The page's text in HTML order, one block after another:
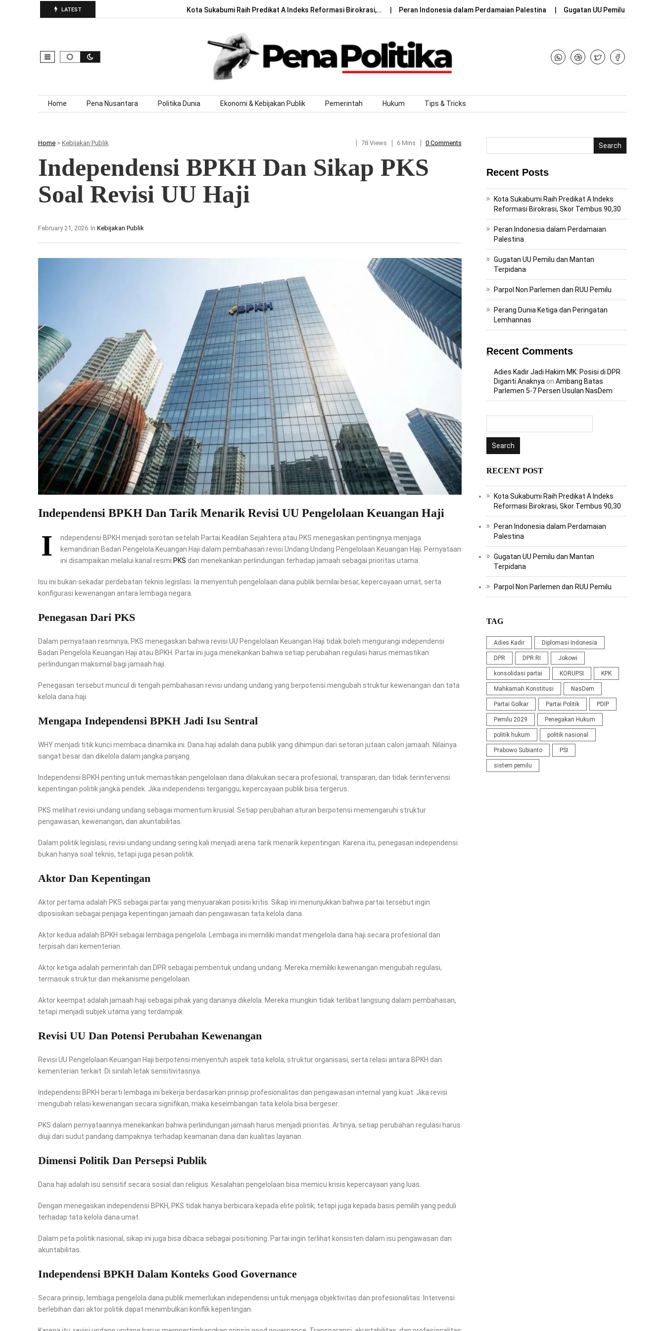
LATEST Kota Sukabumi Raih Predikat A Indeks Reformasi Birokrasi,… Peran Indonesia dalam Perdamaian Palestina Gugatan UU Pemilu dan
Skip to content
Home Pena Nusantara Politika Dunia Ekonomi & Kebijakan Publik Pemerintah Hukum Tips & Tricks
Home > Kebijakan Publik 78 Views 6 Mins 0 Comments
Independensi BPKH Dan Sikap PKS
Soal Revisi UU Haji
In Kebijakan Publik
February 21, 2026
Independensi BPKH Dan Tarik Menarik Revisi UU Pengelolaan Keuangan Haji
I
ndependensi BPKH menjadi sorotan setelah Partai Keadilan Sejahtera atau PKS menegaskan pentingnya menjaga
kemandirian Badan Pengelola Keuangan Haji dalam pembahasan revisi Undang Undang Pengelolaan Keuangan Haji. Pernyataan
ini disampaikan melalui kanal resmi PKS dan menekankan perlindungan terhadap jamaah sebagai prioritas utama.
Isu ini bukan sekadar perdebatan teknis legislasi. Ia menyentuh pengelolaan dana publik bernilai besar, kepercayaan umat, serta
konfigurasi kewenangan antara lembaga negara.
Penegasan Dari PKS
Dalam pernyataan resminya, PKS menegaskan bahwa revisi UU Pengelolaan Keuangan Haji tidak boleh mengurangi independensi
Badan Pengelola Keuangan Haji atau BPKH. Partai ini juga menekankan bahwa setiap perubahan regulasi harus memastikan
perlindungan maksimal bagi jamaah haji.
Penegasan tersebut muncul di tengah pembahasan revisi undang undang yang berpotensi mengubah struktur kewenangan dan tata
kelola dana haji.
Mengapa Independensi BPKH Jadi Isu Sentral
WHY menjadi titik kunci membaca dinamika ini. Dana haji adalah dana publik yang dihimpun dari setoran jutaan calon jamaah. Nilainya
sangat besar dan dikelola dalam jangka panjang.
Independensi BPKH penting untuk memastikan pengelolaan dana dilakukan secara profesional, transparan, dan tidak terintervensi
kepentingan politik jangka pendek. Jika independensi terganggu, kepercayaan publik bisa tergerus.
PKS melihat revisi undang undang sebagai momentum krusial. Setiap perubahan aturan berpotensi memengaruhi struktur
pengawasan, kewenangan, dan akuntabilitas.
Dalam politik legislasi, revisi undang undang sering kali menjadi arena tarik menarik kepentingan. Karena itu, penegasan independensi
bukan hanya soal teknis, tetapi juga pesan politik.
Aktor Dan Kepentingan
Aktor pertama adalah PKS sebagai partai yang menyuarakan posisi kritis. Sikap ini menunjukkan bahwa partai tersebut ingin
diposisikan sebagai penjaga kepentingan jamaah dan pengawasan tata kelola dana.
Aktor kedua adalah BPKH sebagai lembaga pengelola. Lembaga ini memiliki mandat mengelola dana haji secara profesional dan
terpisah dari kementerian.
Aktor ketiga adalah pemerintah dan DPR sebagai pembentuk undang undang. Mereka memiliki kewenangan mengubah regulasi,
termasuk struktur dan mekanisme pengelolaan.
Aktor keempat adalah jamaah haji sebagai pihak yang dananya dikelola. Mereka mungkin tidak terlibat langsung dalam pembahasan,
tetapi menjadi subjek utama yang terdampak.
Revisi UU Dan Potensi Perubahan Kewenangan
Revisi UU Pengelolaan Keuangan Haji berpotensi menyentuh aspek tata kelola, struktur organisasi, serta relasi antara BPKH dan
kementerian terkait. Di sinilah letak sensitivitasnya.
Independensi BPKH berarti lembaga ini bekerja berdasarkan prinsip profesionalitas dan pengawasan internal yang kuat. Jika revisi
mengubah relasi kewenangan secara signifikan, maka keseimbangan tata kelola bisa bergeser.
PKS dalam pernyataannya menekankan bahwa perlindungan jamaah harus menjadi prioritas. Artinya, setiap perubahan regulasi harus
diuji dari sudut pandang dampaknya terhadap keamanan dana dan kualitas layanan.
Dimensi Politik Dan Persepsi Publik
Dana haji adalah isu sensitif secara sosial dan religius. Kesalahan pengelolaan bisa memicu krisis kepercayaan yang luas.
Dengan menegaskan independensi BPKH, PKS tidak hanya berbicara kepada elite politik, tetapi juga kepada basis pemilih yang peduli
terhadap tata kelola dana umat.
Dalam peta politik nasional, sikap ini juga bisa dibaca sebagai positioning. Partai ingin terlihat konsisten dalam isu pengawasan dan
akuntabilitas.
Independensi BPKH Dalam Konteks Good Governance
Secara prinsip, lembaga pengelola dana publik memerlukan independensi untuk menjaga objektivitas dan profesionalitas. Intervensi
berlebihan dari aktor politik dapat menimbulkan konflik kepentingan.
Search
Recent Posts
Kota Sukabumi Raih Predikat A Indeks
Reformasi Birokrasi, Skor Tembus 90,30
Peran Indonesia dalam Perdamaian
Palestina
Gugatan UU Pemilu dan Mantan
Terpidana
Parpol Non Parlemen dan RUU Pemilu
Perang Dunia Ketiga dan Peringatan
Lemhannas
Recent Comments
Adies Kadir Jadi Hakim MK: Posisi di DPR
Diganti Anaknya on Ambang Batas
Parlemen 5-7 Persen Usulan NasDem
RECENT POST
Kota Sukabumi Raih Predikat A Indeks
Reformasi Birokrasi, Skor Tembus 90,30
Peran Indonesia dalam Perdamaian
Palestina
Gugatan UU Pemilu dan Mantan
Terpidana
Parpol Non Parlemen dan RUU Pemilu
TAG
Adies Kadir Diplomasi Indonesia
DPR DPR RI Jokowi
konsolidasi partai KORUPSI KPK
Mahkamah Konstitusi NasDem
Partai Golkar Partai Politik PDIP
Pemilu 2029 Penegakan Hukum
politik hukum politik nasional
Prabowo Subianto PSI
sistem pemilu